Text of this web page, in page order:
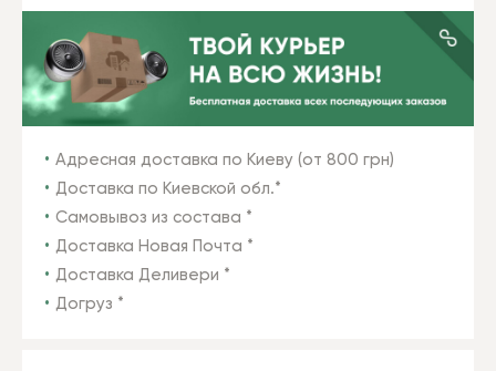
Адресная доставка по Киеву (от 800 грн)
Доставка по Киевской обл.*
Самовывоз из состава *
Доставка Новая Почта *
Доставка Деливери *
Догруз *